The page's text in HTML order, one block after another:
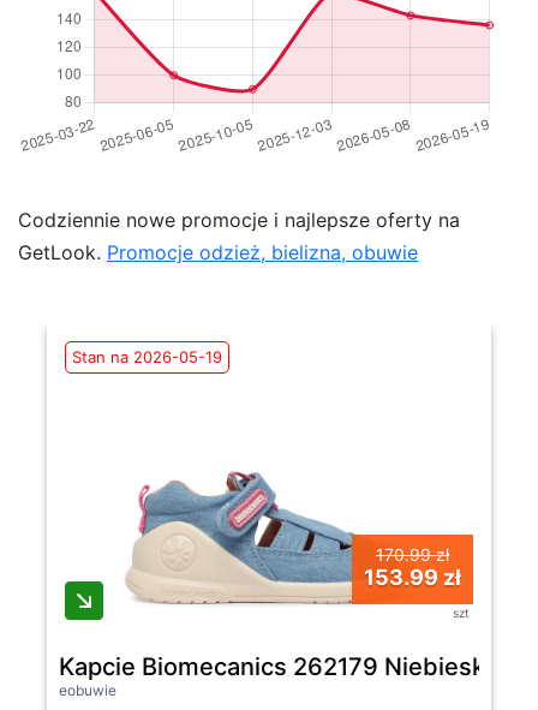
Codziennie nowe promocje i najlepsze oferty na
GetLook. Promocje odzież, bielizna, obuwie
Stan na 2026-05-19
170.99 zł
153.99 zł
szt
Kapcie Biomecanics 262179 Niebieski -
eobuwie